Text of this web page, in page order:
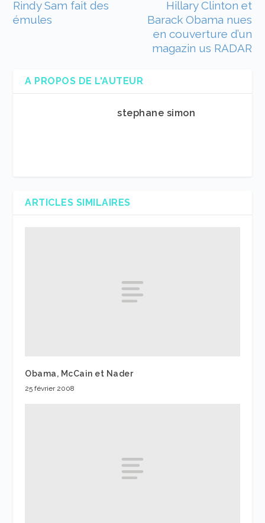
Rindy Sam fait des
émules
Hillary Clinton et
Barack Obama nues
en couverture d’un
magazin us RADAR
A PROPOS DE L'AUTEUR
stephane simon
ARTICLES SIMILAIRES
Obama, McCain et Nader
25 février 2008